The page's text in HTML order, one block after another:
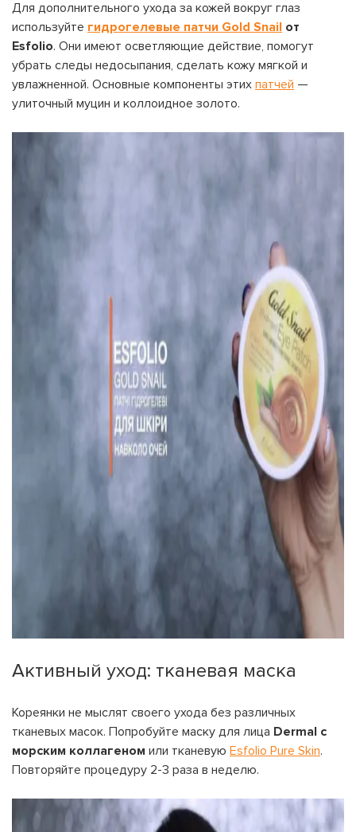
Для дополнительного ухода за кожей вокруг глаз
используйте гидрогелевые патчи Gold Snail от
Esfolio. Они имеют осветляющие действие, помогут
убрать следы недосыпания, сделать кожу мягкой и
увлажненной. Основные компоненты этих патчей —
улиточный муцин и коллоидное золото.
Активный уход: тканевая маска
Кореянки не мыслят своего ухода без различных
тканевых масок. Попробуйте маску для лица Dermal с
морским коллагеном или тканевую Esfolio Pure Skin.
Повторяйте процедуру 2-3 раза в неделю.